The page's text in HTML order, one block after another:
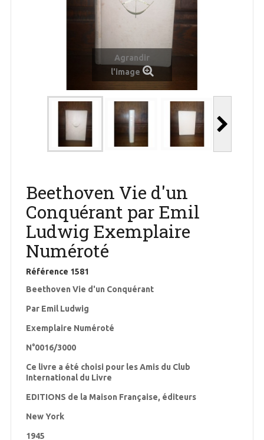
Agrandir
l'image
Beethoven Vie d'un
Conquérant par Emil
Ludwig Exemplaire
Numéroté
Référence 1581
Beethoven Vie d'un Conquérant
Par Emil Ludwig
Exemplaire Numéroté
N°0016/3000
Ce livre a été choisi pour les Amis du Club
International du Livre
EDITIONS de la Maison Française, éditeurs
New York
1945